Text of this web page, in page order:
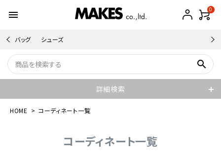
menu 0
バッグ シューズ
search
詳細検索
HOME コーディネート一覧
コーディネート一覧